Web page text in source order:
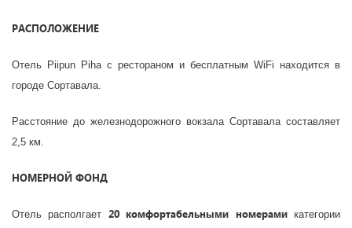
РАСПОЛОЖЕНИЕ
Отель Piipun Piha с рестораном и бесплатным WiFi находится в
городе Сортавала.
Расстояние до железнодорожного вокзала Сортавала составляет
2,5 км.
НОМЕРНОЙ ФОНД
Отель располгает 20 комфортабельными номерамикатегории